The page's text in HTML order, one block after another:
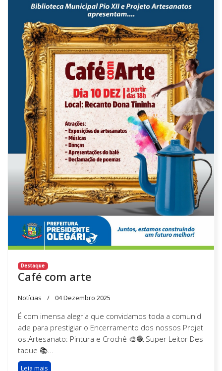
Destaque
Café com arte
Notícias 04 Dezembro 2025
É com imensa alegria que convidamos toda a comunid
ade para prestigiar o Encerramento dos nossos Projet
os:Artesanato: Pintura e Crochê 🎨🧶 Super Leitor Des
taque 📚...
Leia mais